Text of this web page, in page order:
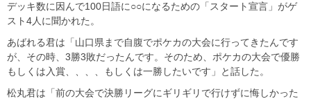
デッキ数に因んで100日語に○○になるための「スタート宣言」がゲ
スト4人に聞かれた。
あばれる君は「山口県まで自腹でポケカの大会に行ってきたんです
が、その時、3勝3敗だったんです。そのため、ポケカの大会で優勝
もしくは入賞、、、、もしくは一勝したいです」と話した。
松丸君は「前の大会で決勝リーグにギリギリで行けずに悔しかった